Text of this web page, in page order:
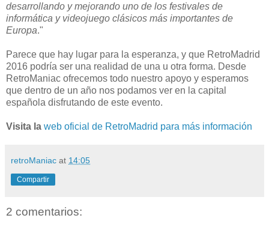
desarrollando y mejorando uno de los festivales de
informática y videojuego clásicos más importantes de
Europa."
Parece que hay lugar para la esperanza, y que RetroMadrid
2016 podría ser una realidad de una u otra forma. Desde
RetroManiac ofrecemos todo nuestro apoyo y esperamos
que dentro de un año nos podamos ver en la capital
española disfrutando de este evento.
Visita la web oficial de RetroMadrid para más información
retroManiac at 14:05
Compartir
2 comentarios: